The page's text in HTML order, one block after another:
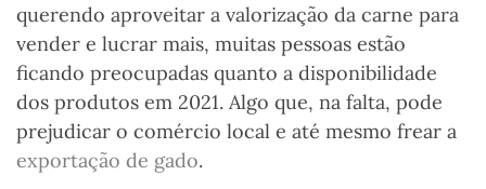
querendo aproveitar a valorização da carne para
vender e lucrar mais, muitas pessoas estão
ficando preocupadas quanto a disponibilidade
dos produtos em 2021. Algo que, na falta, pode
prejudicar o comércio local e até mesmo frear a
exportação de gado.